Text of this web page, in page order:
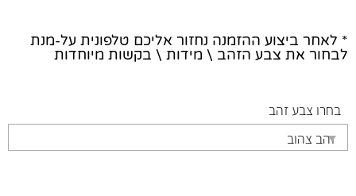
* לאחר ביצוע ההזמנה נחזור אליכם טלפונית על-מנת
לבחור את צבע הזהב \ מידות \ בקשות מיוחדות
בחרו צבע זהב